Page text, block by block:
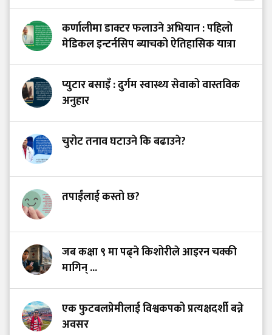
कर्णालीमा डाक्टर फलाउने अभियान : पहिलो
मेडिकल इन्टर्नसिप ब्याचको ऐतिहासिक यात्रा
प्युटार बसाइँ : दुर्गम स्वास्थ्य सेवाको वास्तविक
अनुहार
चुरोट तनाव घटाउने कि बढाउने?
तपाईंलाई कस्तो छ?
जब कक्षा ९ मा पढ्ने किशोरीले आइरन चक्की
मागिन् ...
एक फुटबलप्रेमीलाई विश्वकपको प्रत्यक्षदर्शी बन्ने
अवसर